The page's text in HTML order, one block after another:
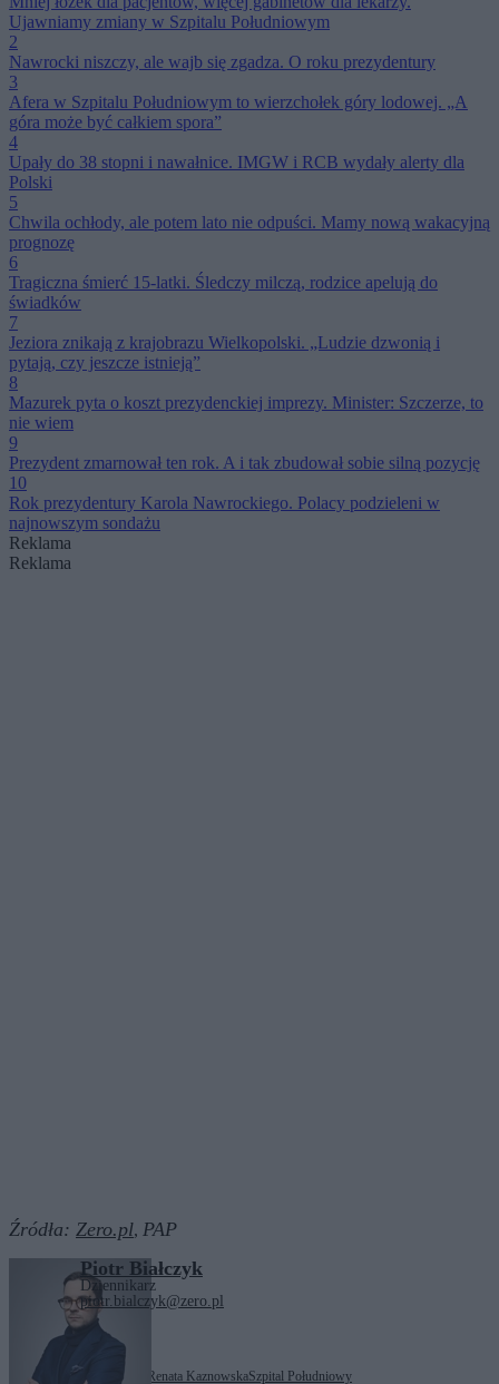
Ujawniamy zmiany w Szpitalu Południowym
2
Nawrocki niszczy, ale wajb się zgadza. O roku prezydentury
3
Afera w Szpitalu Południowym to wierzchołek góry lodowej. „A
góra może być całkiem spora”
4
Upały do 38 stopni i nawałnice. IMGW i RCB wydały alerty dla
Polski
5
Chwila ochłody, ale potem lato nie odpuści. Mamy nową wakacyjną
prognozę
6
Tragiczna śmierć 15-latki. Śledczy milczą, rodzice apelują do
świadków
7
Jeziora znikają z krajobrazu Wielkopolski. „Ludzie dzwonią i
pytają, czy jeszcze istnieją”
8
Mazurek pyta o koszt prezydenckiej imprezy. Minister: Szczerze, to
nie wiem
9
Prezydent zmarnował ten rok. A i tak zbudował sobie silną pozycję
10
Rok prezydentury Karola Nawrockiego. Polacy podzieleni w
najnowszym sondażu
Reklama
Reklama
Źródła: Zero.pl, PAP
Piotr Białczyk
Dziennikarz
piotr.bialczyk@zero.pl
Tagi: Rafał Trzaskowski Renata KaznowskaSzpital Południowy